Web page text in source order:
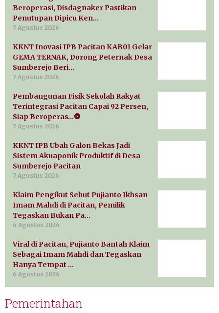
Beroperasi, Disdagnaker Pastikan
Penutupan Dipicu Ken…
7 Agustus 2026
KKNT Inovasi IPB Pacitan KAB01 Gelar
GEMA TERNAK, Dorong Peternak Desa
Sumberejo Beri…
7 Agustus 2026
Pembangunan Fisik Sekolah Rakyat
Terintegrasi Pacitan Capai 92 Persen,
Siap Beroperas…
7 Agustus 2026
KKNT IPB Ubah Galon Bekas Jadi
Sistem Akuaponik Produktif di Desa
Sumberejo Pacitan
7 Agustus 2026
Klaim Pengikut Sebut Pujianto Ikhsan
Imam Mahdi di Pacitan, Pemilik
Tegaskan Bukan Pa…
6 Agustus 2026
Viral di Pacitan, Pujianto Bantah Klaim
Sebagai Imam Mahdi dan Tegaskan
Hanya Tempat …
6 Agustus 2026
Pemerintahan